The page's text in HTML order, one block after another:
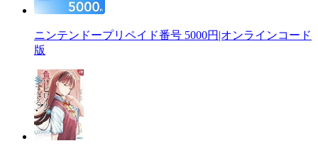
ニンテンドープリペイド番号 5000円|オンラインコード
版